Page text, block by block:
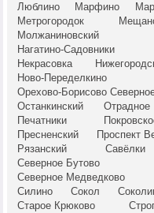
Люблино
Марфино
Метрогородок
Молжаниновский
Нагатино-Садовники
Некрасовка
Ново-Переделкино
Орехово-Борисово
Останкинский
Отрадное
Печатники
Пресненский
Проспект
Рязанский
Савёлки
Северное Бутово
Северное Медведково
Силино
Сокол
Старое Крюково